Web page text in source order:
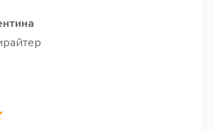
абзацев для вашей статьи.